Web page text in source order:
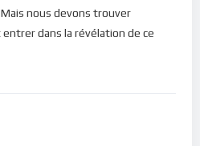
nous devons trouver
dans la révélation de ce